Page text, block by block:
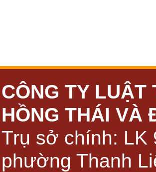
CÔNG TY LUẬT
HỒNG THÁI VÀ
Trụ sở chính: LK
phường Thanh